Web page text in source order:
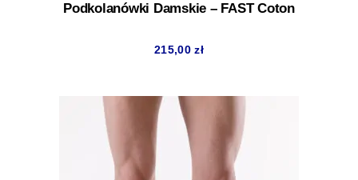
Podkolanówki Damskie – FAST Coton
215,00zł